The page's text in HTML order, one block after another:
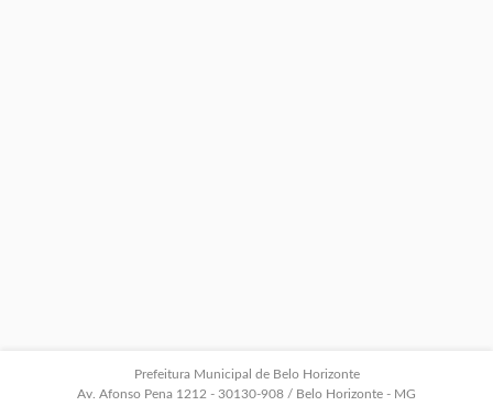
Prefeitura Municipal de Belo Horizonte
Av. Afonso Pena 1212 - 30130-908 / Belo Horizonte - MG